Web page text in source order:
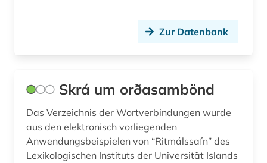
Zur Datenbank
Skrá um orðasambönd
Das Verzeichnis der Wortverbindungen wurde
aus den elektronisch vorliegenden
Anwendungsbeispielen von “Ritmálssafn” des
Lexikologischen Instituts der Universität Islands